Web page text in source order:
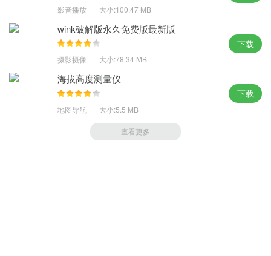
影音播放 大小:100.47 MB
wink破解版永久免费版最新版
摄影摄像 大小:78.34 MB
下载
海拔高度测量仪
地图导航 大小:5.5 MB
下载
查看更多